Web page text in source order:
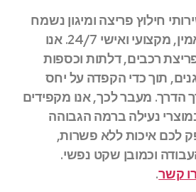
חילוץ פריצה ומיגון נשמח
לספק לכם שירות אמין, מקצועי ואישי 24/7. אנו
רכבים, דלתות וכספות
תוך כדי הקפדה על יחס
הדרך. מעבר לכך, אנו מקפידים
נעילה ברמה הגבוהה
לכם איכות ללא פשרות,
וכמובן שקט נפשי.
קשר.